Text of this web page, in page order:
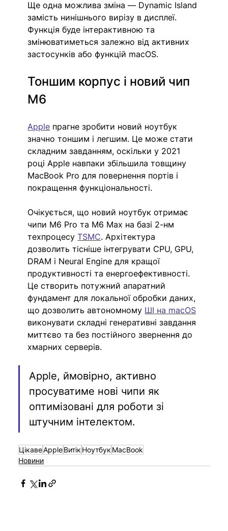
Ще одна можлива зміна — Dynamic Island
замість нинішнього вирізу в дисплеї.
Функція буде інтерактивною та
змінюватиметься залежно від активних
застосунків або функцій macOS.
Тоншим корпус і новий чип
M6
Apple прагне зробити новий ноутбук
значно тоншим і легшим. Це може стати
складним завданням, оскільки у 2021
році Apple навпаки збільшила товщину
MacBook Pro для повернення портів і
покращення функціональності.
Очікується, що новий ноутбук отримає
чипи M6 Pro та M6 Max на базі 2-нм
техпроцесу TSMC. Архітектура
дозволить тісніше інтегрувати CPU, GPU,
DRAM і Neural Engine для кращої
продуктивності та енергоефективності.
Це створить потужний апаратний
фундамент для локальної обробки даних,
що дозволить автономному ШІ на macOS
виконувати складні генеративні завдання
миттєво та без постійного звернення до
хмарних серверів.
Apple, ймовірно, активно
просуватиме нові чипи як
оптимізовані для роботи зі
штучним інтелектом.
ЦікавеAppleВитік Ноутбук MacBook
Новини